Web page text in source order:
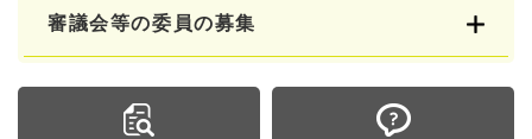
審議会等の委員の募集